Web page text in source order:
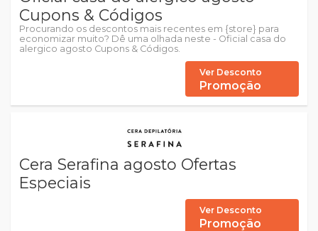
Cupons & Códigos
Procurando os descontos mais recentes em {store} para
economizar muito? Dê uma olhada neste - Oficial casa do
alergico agosto Cupons & Códigos.
Ver Desconto
Promoção
Cera Serafina agosto Ofertas
Especiais
Ver Desconto
Promoção